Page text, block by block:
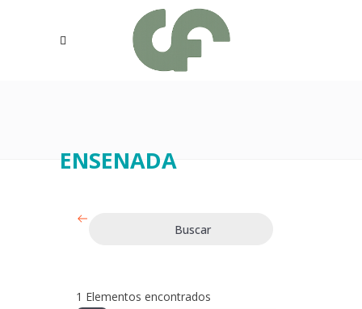
ENSENADA
Buscar
1 Elementos encontrados